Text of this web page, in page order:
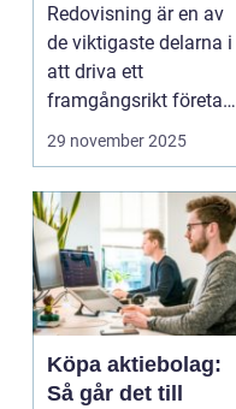
Redovisning är en av
de viktigaste delarna i
att driva ett
framgångsrikt företag.
I ...
29 november 2025
Köpa aktiebolag:
Så går det till